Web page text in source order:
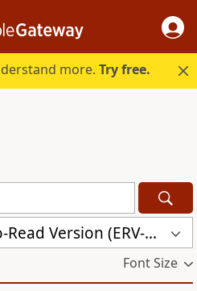
more.Try free.
Arabic Bible: Easy-to-Read Version (ERV-AR)
Font Size